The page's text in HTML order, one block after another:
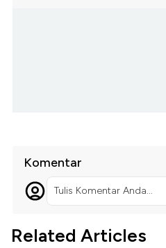
Komentar
Tulis Komentar Anda...
Related Articles